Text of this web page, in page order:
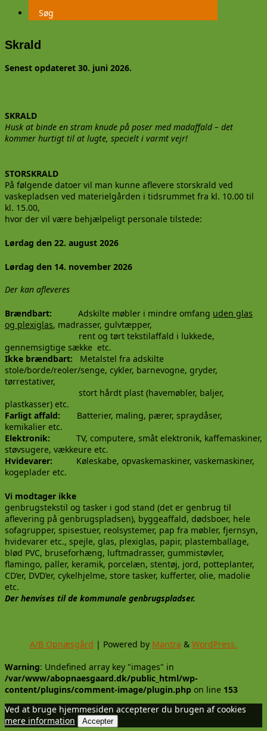
Søg
Skrald
Senest opdateret 30. juni 2026.
SKRALD
Husk at binde en stram knude på poser med madaffald – det
kommer hurtigt til at lugte, specielt i varmt vejr!
STORSKRALD
På følgende datoer vil man kunne aflevere storskrald ved
vaskepladsen ved materielgården i tidsrummet fra kl. 10.00 til
kl. 15.00,
hvor der vil være behjælpeligt personale tilstede:
Lørdag den 22. august 2026
Lørdag den 14. november 2026
Der kan afleveres
Brændbart: Adskilte møbler i mindre omfang uden glas
og plexiglas, madrasser, gulvtæpper,
rent og tørt tekstilaffald i lukkede,
gennemsigtige sække etc.
Ikke brændbart: Metalstel fra adskilte
stole/borde/reoler/senge, cykler, barnevogne, gryder,
tørrestativer,
stort hårdt plast (havemøbler, baljer,
plastkasser) etc.
Farligt affald: Batterier, maling, pærer, spraydåser,
kemikalier etc.
Elektronik: TV, computere, småt elektronik, kaffemaskiner,
støvsugere, vækkeure etc.
Hvidevarer: Køleskabe, opvaskemaskiner, vaskemaskiner,
kogeplader etc.
Vi modtager ikke
genbrugstekstil og tasker i god stand (det er genbrug til
aflevering på genbrugspladsen), byggeaffald, dødsboer, hele
sofagrupper, spisestuer, reolsystemer, pap fra møbler, fjernsyn,
hvidevarer etc., spejle, glas, plexiglas, papir, plastemballage,
blød PVC, bruseforhæng, luftmadrasser, gummistøvler,
flamingo, paller, keramik, porcelæn, stentøj, jord, potteplanter,
CD’er, DVD’er, cykelhjelme, store tasker, kufferter, olie, madolie
etc.
Der henvises til de kommunale genbrugspladser.
A/B Opnæsgård | Powered by Mantra & WordPress.
Warning: Undefined array key "images" in
/var/www/abopnaesgaard.dk/public_html/wp-
content/plugins/comment-image/plugin.php on line 153
Ved at bruge hjemmesiden accepterer du brugen af cookies
mere information
Accepter